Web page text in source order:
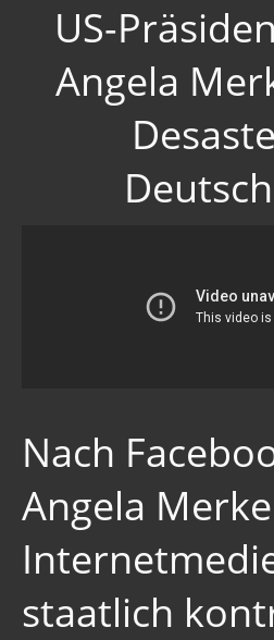
US-
Angela
Nach
Angela
staatlich